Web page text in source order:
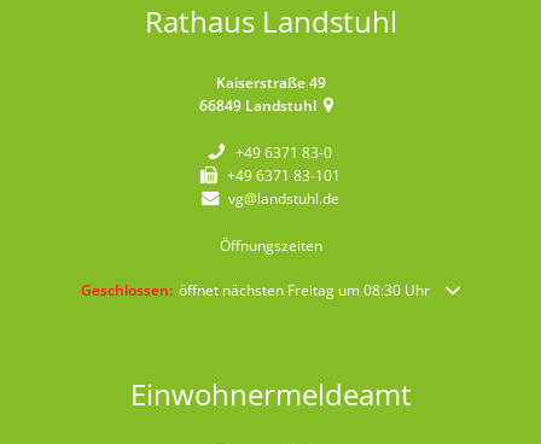
Rathaus Landstuhl
Kaiserstraße 49
66849 Landstuhl
+49 6371 83-0
+49 6371 83-101
vg@landstuhl.de
Öffnungszeiten
Klicken, um weitere Öffnungs- oder Schließzeiten auszublenden
Geschlossen: öffnet nächsten Freitag um 08:30 Uhr
Einwohnermeldeamt